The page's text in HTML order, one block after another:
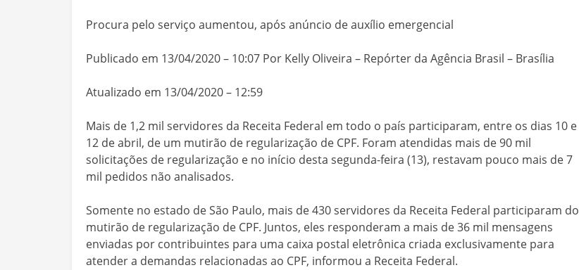
Procura pelo serviço aumentou, após anúncio de auxílio emergencial
Publicado em 13/04/2020 – 10:07 Por Kelly Oliveira – Repórter da Agência Brasil – Brasília
Atualizado em 13/04/2020 – 12:59
Mais de 1,2 mil servidores da Receita Federal em todo o país participaram, entre os dias 10 e
12 de abril, de um mutirão de regularização de CPF. Foram atendidas mais de 90 mil
solicitações de regularização e no início desta segunda-feira (13), restavam pouco mais de 7
mil pedidos não analisados.
Somente no estado de São Paulo, mais de 430 servidores da Receita Federal participaram do
mutirão de regularização de CPF. Juntos, eles responderam a mais de 36 mil mensagens
enviadas por contribuintes para uma caixa postal eletrônica criada exclusivamente para
atender a demandas relacionadas ao CPF, informou a Receita Federal.